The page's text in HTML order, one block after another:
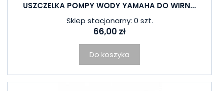
USZCZELKA POMPY WODY YAMAHA DO WIRN...
Sklep stacjonarny: 0 szt.
66,00 zł
Do koszyka